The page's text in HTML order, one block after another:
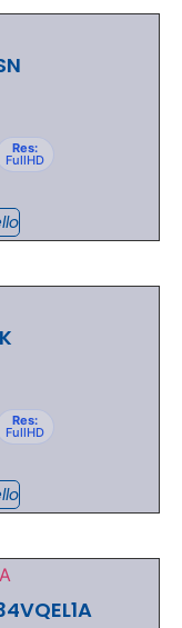
Res:
FullHD
Res:
FullHD